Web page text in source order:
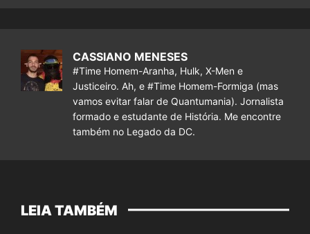
CASSIANO MENESES
#Time Homem-Aranha, Hulk, X-Men e
Justiceiro. Ah, e #Time Homem-Formiga (mas
vamos evitar falar de Quantumania). Jornalista
formado e estudante de História. Me encontre
também no Legado da DC.
LEIA TAMBÉM